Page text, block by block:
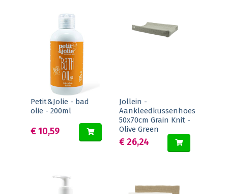
Petit&Jolie - bad
olie - 200ml
€ 10,59
Jollein -
Aankleedkussenhoes
50x70cm Grain Knit -
Olive Green
€ 26,24